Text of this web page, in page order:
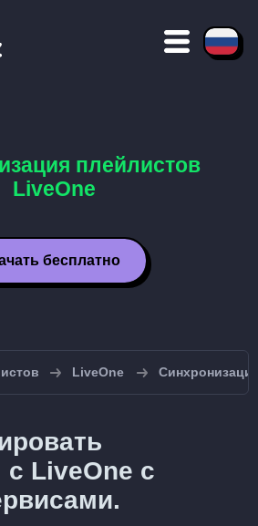
плейлистов
LiveOne
бесплатно
LiveOne
LiveOne с